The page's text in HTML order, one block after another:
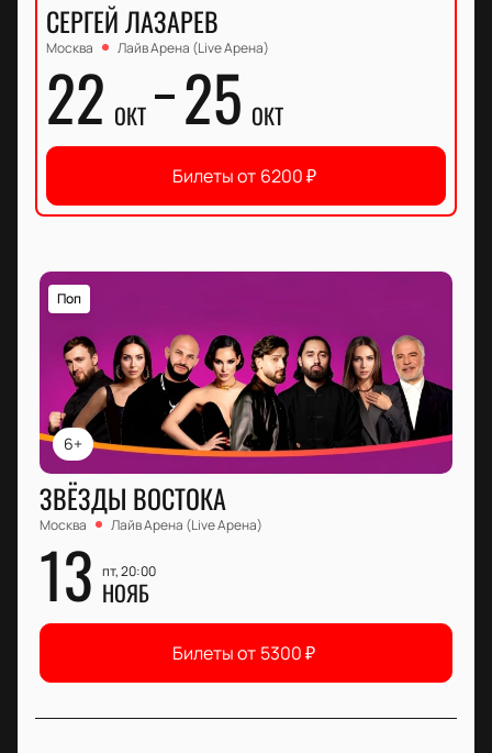
СЕРГЕЙ ЛАЗАРЕВ
Москва Лайв Арена (Live Арена)
22 ОКТ 25 ОКТ
Билеты от 6200₽
6+
Поп
ЗВЁЗДЫ ВОСТОКА
Москва Лайв Арена (Live Арена)
13 пт, 20:00
НОЯБ
Билеты от 5300₽